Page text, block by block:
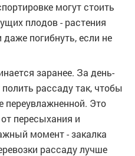
могут стоить
плодов - растения
даже погибнуть, если не
заранее. За день-
рассаду так, чтобы
переувлажненной. Это
пересыхания и
момент - закалка
рассаду лучше